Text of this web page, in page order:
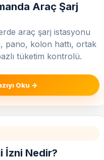
Araç Şarj
araç şarj istasyonu
pano, kolon hattı, ortak
tüketim kontrolü.
Oku →
İzni Nedir?